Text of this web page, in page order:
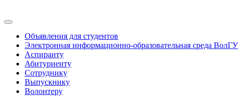
Объявления для студентов
Электронная информационно-образовательная среда ВолГУ
Аспиранту
Абитуриенту
Сотруднику
Выпускнику
Волонтеру